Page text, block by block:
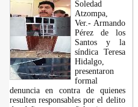
Soledad
Atzompa,
Ver.- Armando
Pérez de los
Santos y la
síndica Teresa
Hidalgo,
presentaron
formal
denuncia en contra de quienes
resulten responsables por el delito